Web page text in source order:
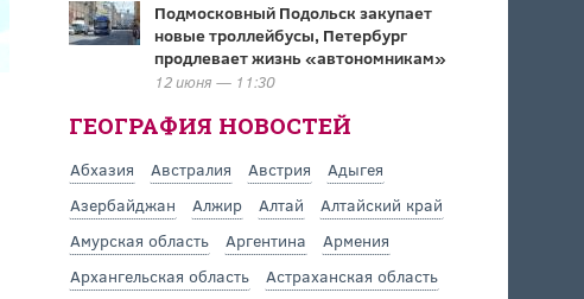
Подмосковный Подольск закупает
новые троллейбусы, Петербург
продлевает жизнь «автономникам»
12 июня — 11:30
ГЕОГРАФИЯ НОВОСТЕЙ
Абхазия Австралия Австрия
Адыгея
Азербайджан
Алжир Алтай
Алтайский край
Амурская область
Аргентина
Армения
Архангельская область
Астраханская область